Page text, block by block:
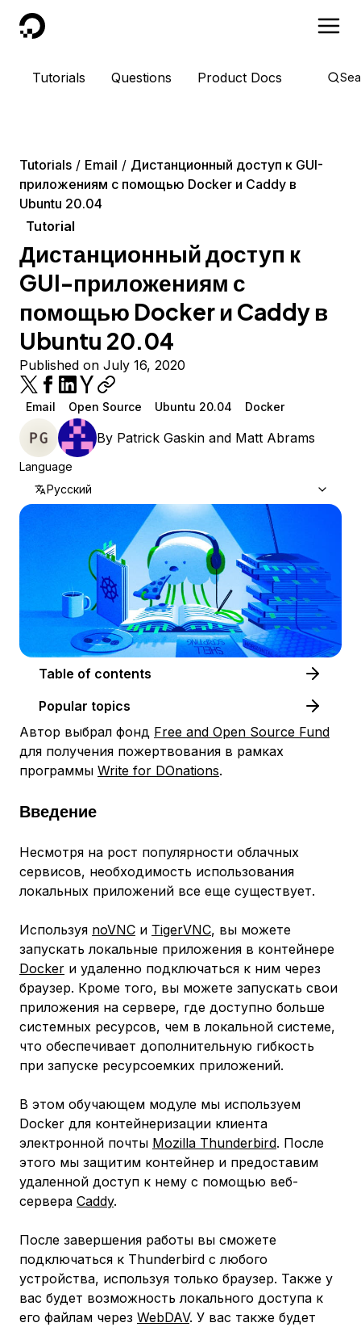
DigitalOcean
Tutorials Questions Product Docs
Tutorials Email
Дистанционный доступ к GUI-
приложениям с помощью Docker и Caddy в
Ubuntu 20.04
Tutorial
Дистанционный доступ к
GUI-приложениям с
помощью Docker и Caddy в
Ubuntu 20.04
Published on July 16, 2020
Email Open Source Ubuntu 20.04 Docker
By Patrick Gaskin and Matt Abrams
Language
Русский
Table of contents
Popular topics
Автор выбрал фонд Free and Open Source Fund
для получения пожертвования в рамках
программы Write for DOnations.
Введение
Несмотря на рост популярности облачных
сервисов, необходимость использования
локальных приложений все еще существует.
Используя noVNC и TigerVNC, вы можете
запускать локальные приложения в контейнере
Docker и удаленно подключаться к ним через
браузер. Кроме того, вы можете запускать свои
приложения на сервере, где доступно больше
системных ресурсов, чем в локальной системе,
что обеспечивает дополнительную гибкость
при запуске ресурсоемких приложений.
В этом обучающем модуле мы используем
Docker для контейнеризации клиента
электронной почты Mozilla Thunderbird. После
этого мы защитим контейнер и предоставим
удаленной доступ к нему с помощью веб-
сервера Caddy.
После завершения работы вы сможете
подключаться к Thunderbird с любого
устройства, используя только браузер. Также у
вас будет возможность локального доступа к
его файлам через WebDAV. У вас также будет